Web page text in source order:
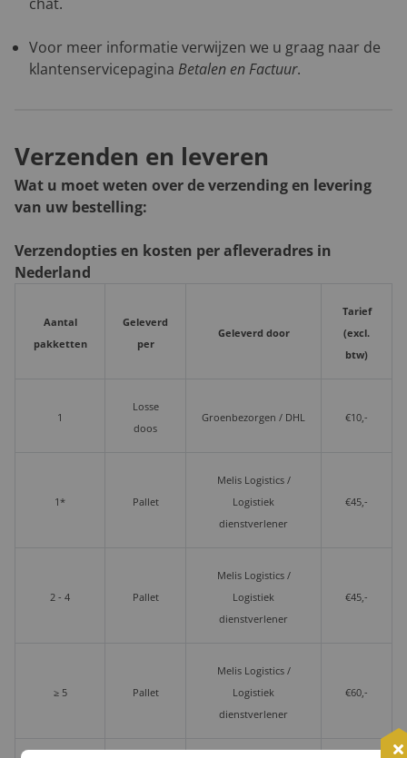
Voor meer informatie verwijzen we u graag naar de
klantenservicepagina Betalen en Factuur.
Verzenden en leveren
Wat u moet weten over de verzending en levering
van uw bestelling:
Verzendopties en kosten per afleveradres in
Nederland
Aantal
pakketten
Geleverd
per
Geleverd door
Tarief
(excl.
btw)
1
Losse
doos
Groenbezorgen / DHL €10,-
1* Pallet
Melis Logistics /
Logistiek
dienstverlener
€45,-
2 - 4 Pallet
Melis Logistics /
Logistiek
dienstverlener
€45,-
≥ 5 Pallet
Melis Logistics /
Logistiek
dienstverlener
€60,-